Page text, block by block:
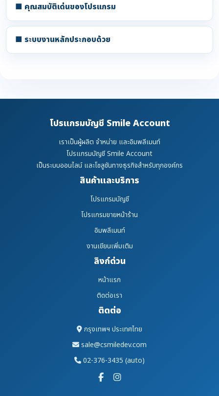
■ คุณสมบัติเด่นของโปรแกรม
■ ระบบงานหลักประกอบด้วย
โปรแกรมบัญชี Smile Account
เราเป็นผู้ผลิต จำหน่าย และอิมพลีเมนท์
โปรแกรมบัญชี Smile Account
เป็นระบบออนไลน์ และโซลูชันทางธุรกิจสำหรับทุกองค์กร
สินค้าและบริการ
โปรแกรมบัญชี
โปรแกรมขายหน้าร้าน
อิมพลีเมนท์
งานเขียนเพิ่มเติม
ลิงก์ด่วน
หน้าแรก
ติดต่อเรา
ติดต่อ
กรุงเทพฯ ประเทศไทย
sale@csmiledev.com
02-376-3435 (auto)